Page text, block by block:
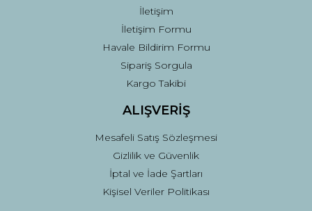
Gönder
İletişim
İletişim Formu
Havale Bildirim Formu
Sipariş Sorgula
Kargo Takibi
ALIŞVERİŞ
Mesafeli Satış Sözleşmesi
Gizlilik ve Güvenlik
İptal ve İade Şartları
Kişisel Veriler Politikası